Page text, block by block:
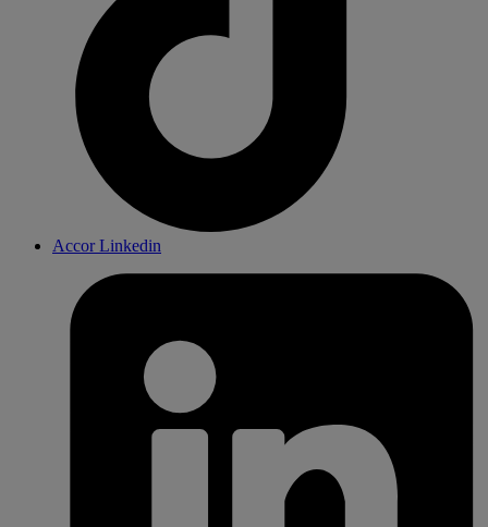
Accor Linkedin